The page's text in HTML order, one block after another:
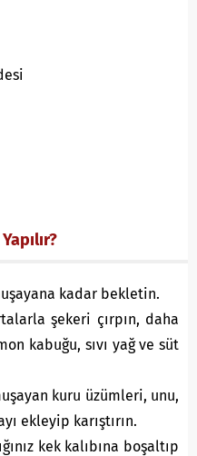
kadar bekletin.
şekeri çırpın, daha
kabuğu, sıvı yağ ve süt
kuru üzümleri, unu,
ekleyip karıştırın.
kek kalıbına boşaltıp